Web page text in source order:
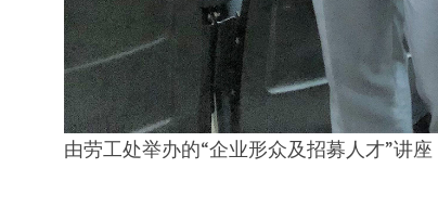
由劳工处举办的“企业形众及招募人才”讲